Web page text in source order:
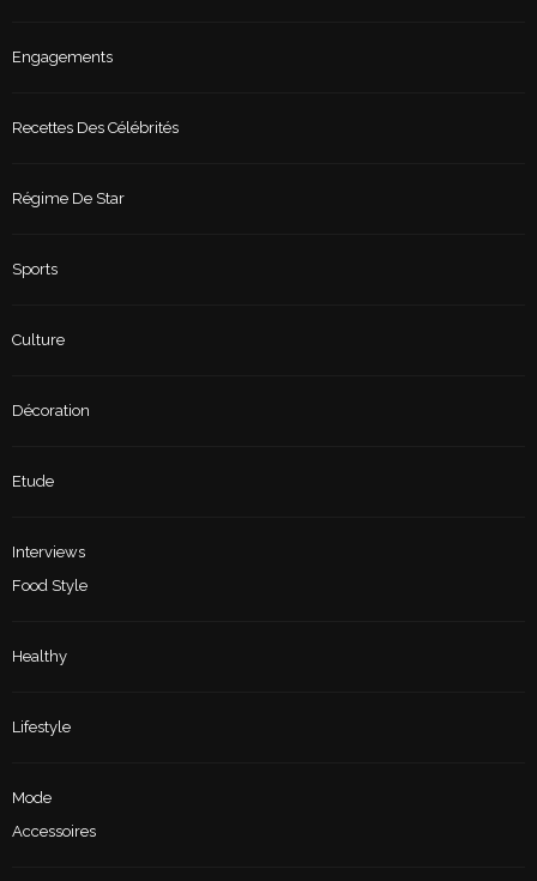
Engagements
Recettes Des Célébrités
Régime De Star
Sports
Culture
Décoration
Etude
Interviews
Food Style
Healthy
Lifestyle
Mode
Accessoires